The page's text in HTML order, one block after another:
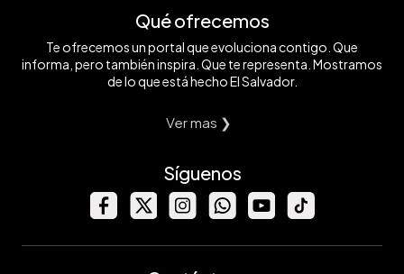
Qué ofrecemos
Te ofrecemos un portal que evoluciona contigo. Que
informa, pero también inspira. Que te representa. Mostramos
de lo que está hecho El Salvador.
Ver mas ❯
Síguenos